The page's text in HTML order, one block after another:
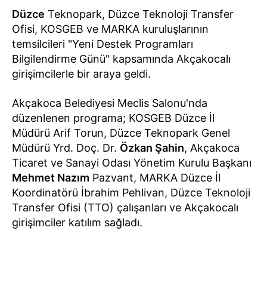
Düzce Teknopark, Düzce Teknoloji Transfer
Ofisi, KOSGEB ve MARKA kuruluşlarının
temsilcileri "Yeni Destek Programları
Bilgilendirme Günü" kapsamında Akçakocalı
girişimcilerle bir araya geldi.
Akçakoca Belediyesi Meclis Salonu'nda
düzenlenen programa; KOSGEB Düzce İl
Müdürü Arif Torun, Düzce Teknopark Genel
Müdürü Yrd. Doç. Dr. Özkan Şahin, Akçakoca
Ticaret ve Sanayi Odası Yönetim Kurulu Başkanı
Mehmet Nazım Pazvant, MARKA Düzce İl
Koordinatörü İbrahim Pehlivan, Düzce Teknoloji
Transfer Ofisi (TTO) çalışanları ve Akçakocalı
girişimciler katılım sağladı.